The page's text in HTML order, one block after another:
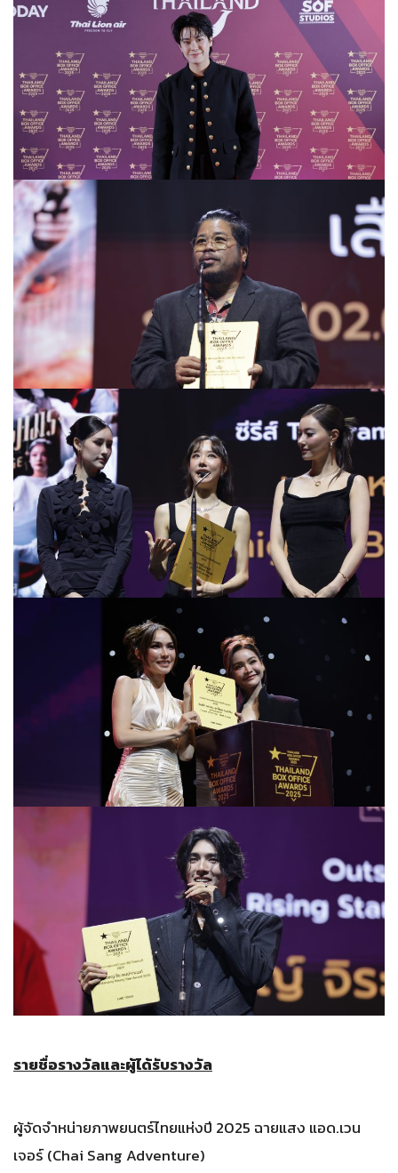
รายชื่อรางวัลและผู้ได้รับรางวัล
ผู้จัดจำหน่ายภาพยนตร์ไทยแห่งปี 2025 ฉายแสง แอด.เวน
เจอร์ (Chai Sang Adventure)